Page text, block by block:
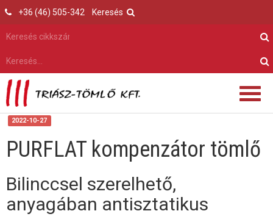
Keresés
+36 (46) 505-342
2022-10-27
PURFLAT kompenzátor tömlő
Bilinccsel szerelhető,
anyagában antisztatikus